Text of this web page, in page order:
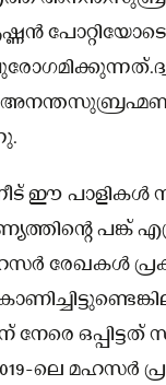
ഈ
പങ്ക്
രേഖകൾ
നേരെ
2019-ലെ